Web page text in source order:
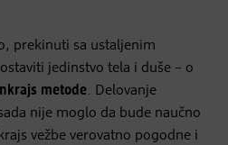
prekinuti sa ustaljenim
jedinstvo tela i duše – o
metode. Delovanje
nije moglo da bude naučno
vežbe verovatno pogodne i